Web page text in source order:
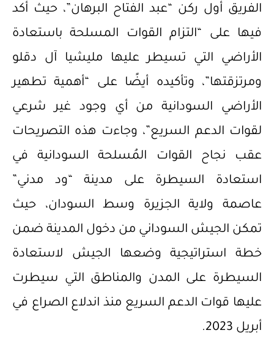
الفريق أول ركن “عبد الفتاح البرهان”، حيث أكد
فيها على “التزام القوات المسلحة باستعادة
الأراضي التي تسيطر عليها مليشيا آل دقلو
ومرتزقتها”، وتأكيده أيضًا على “أهمية تطهير
الأراضي السودانية من أي وجود غير شرعي
لقوات الدعم السريع”، وجاءت هذه التصريحات
عقب نجاح القوات المُسلحة السودانية في
استعادة السيطرة على مدينة “ود مدني”
عاصمة ولاية الجزيرة وسط السودان، حيث
تمكن الجيش السوداني من دخول المدينة ضمن
خطة استراتيجية وضعها الجيش لاستعادة
السيطرة على المدن والمناطق التي سيطرت
عليها قوات الدعم السريع منذ اندلاع الصراع في
أبريل 2023.